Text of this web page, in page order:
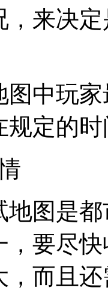
，来决
图中玩
规定的
地图是
，要尽
，而且